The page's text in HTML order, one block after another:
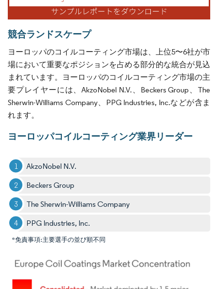
競合ランドスケープ
ヨーロッパのコイルコーティング市場は、上位5〜6社が市
場において重要なポジションを占める部分的な統合が見込
まれています。ヨーロッパのコイルコーティング市場の主
要プレイヤーには、AkzoNobel N.V.、Beckers Group、The
Sherwin-Williams Company、PPG Industries, Inc.などが含ま
れます。
ヨーロッパコイルコーティング業界リーダー
AkzoNobel N.V.
Beckers Group
The Sherwin-Williams Company
PPG Industries, Inc.
*免責事項:主要選手の並び順不同